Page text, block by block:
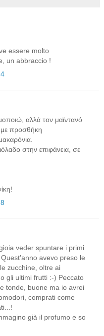
essere molto
un abbraccio !
αλλά τον μαϊντανό
με προσθήκη
στην επιφάνεια, σε
veder spuntare i primi
avevo preso le
zucchine, oltre ai
gli ultimi frutti :-) Peccato
tonde, buone ma io avrei
comprati come
già il profumo e so